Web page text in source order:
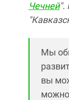
Чечней".
Мы
вы
можно